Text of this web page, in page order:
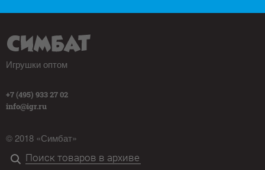
Игрушки оптом
+7 (495) 933 27 02
info@igr.ru
© 2018 «Симбат»